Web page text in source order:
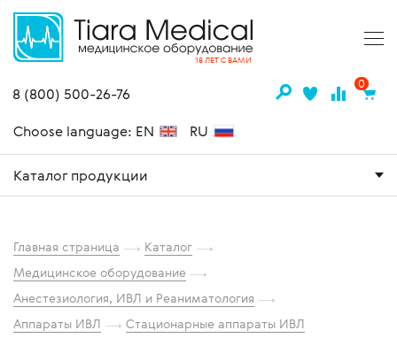
18 ЛЕТ С ВАМИ
8 (800) 500-26-76
0
Choose language: EN RU
Каталог продукции
Главная страница
Каталог
Медицинское оборудование
Анестезиология, ИВЛ и Реаниматология
Аппараты ИВЛ
Стационарные аппараты ИВЛ